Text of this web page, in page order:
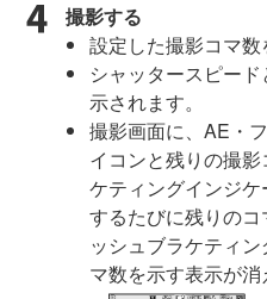
撮影する
設定した撮影コマ数
シャッタースピー
示されます。
撮影画面に、AE・
イコンと残りの撮
ケティングインジ
するたびに残りの
ッシュブラケティ
マ数を示す表示が消